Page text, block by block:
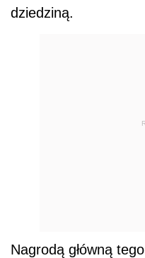
dziedziną.
Nagrodą główną